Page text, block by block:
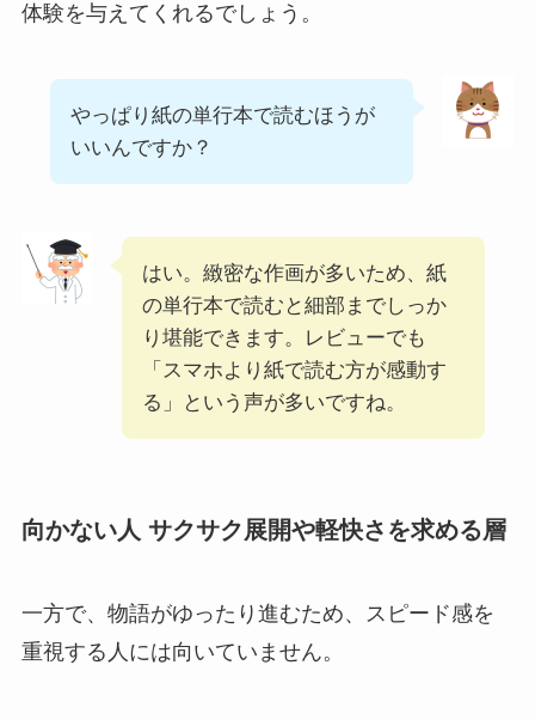
体験を与えてくれるでしょう。
やっぱり紙の単行本で読むほうが
いいんですか？
はい。緻密な作画が多いため、紙
の単行本で読むと細部までしっか
り堪能できます。レビューでも
「スマホより紙で読む方が感動す
る」という声が多いですね。
向かない人 サクサク展開や軽快さを求める層
一方で、物語がゆったり進むため、スピード感を
重視する人には向いていません。